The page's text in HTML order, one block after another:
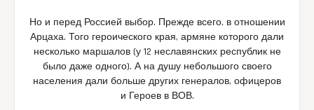
Но и перед Россией выбор. Прежде всего, в отношении
Арцаха. Того героического края, армяне которого дали
несколько маршалов (у 12 неславянских республик не
было даже одного). А на душу небольшого своего
населения дали больше других генералов, офицеров
и Героев в ВОВ.